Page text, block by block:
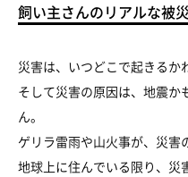
飼い主さんのリアルな被
災害は、いつどこで起きるか
そして災害の原因は、地震か
ん。
ゲリラ雷雨や山火事が、災害
地球上に住んでいる限り、災